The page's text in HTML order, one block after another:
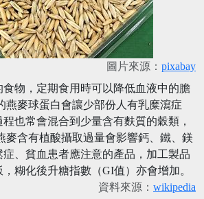
圖片來源： pixabay
物，定期食用時可以降低血液中的膽
燕麥球蛋白會讓少部份人有乳糜瀉症
也常會混合到少量含有麩質的穀類，
麥含有植酸攝取過量會影響鈣、鐵、鎂
、貧血患者應注意的產品，加工製品
糊化後升糖指數（GI值）亦會增加。
資料來源： wikipedia